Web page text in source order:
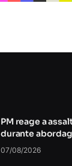
PM reage a
durante
07/08/2026